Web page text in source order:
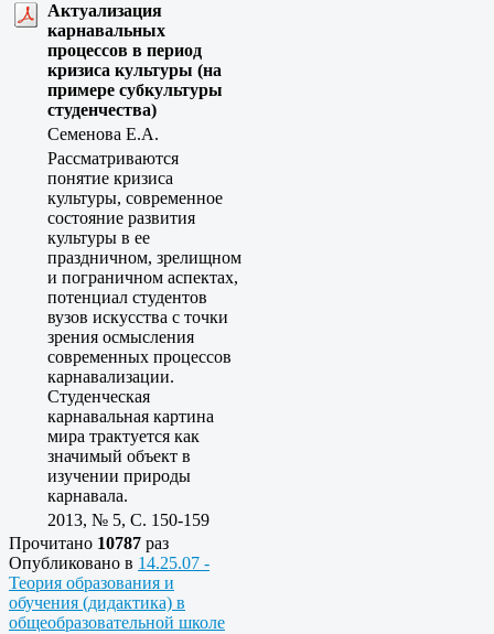
Актуализация
карнавальных
процессов в период
кризиса культуры (на
примере субкультуры
студенчества)
Семенова Е.А.
Рассматриваются
понятие кризиса
культуры, современное
состояние развития
культуры в ее
праздничном, зрелищном
и пограничном аспектах,
потенциал студентов
вузов искусства с точки
зрения осмысления
современных процессов
карнавализации.
Студенческая
карнавальная картина
мира трактуется как
значимый объект в
изучении природы
карнавала.
2013, № 5, C. 150-159
Прочитано 10787 раз
Опубликовано в 14.25.07 -
Теория образования и
обучения (дидактика) в
общеобразовательной школе